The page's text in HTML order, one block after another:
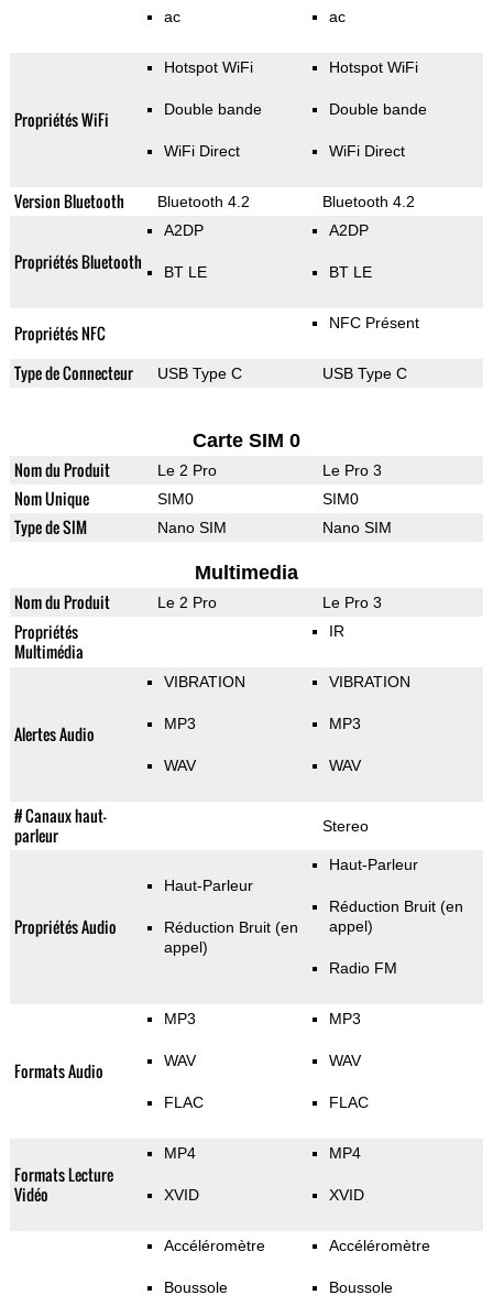
ac ac
Propriétés WiFi
Hotspot WiFi
Double bande
WiFi Direct
Hotspot WiFi
Double bande
WiFi Direct
Version Bluetooth Bluetooth 4.2 Bluetooth 4.2
Propriétés Bluetooth
A2DP
BT LE
A2DP
BT LE
Propriétés NFC NFC Présent
Type de Connecteur USB Type C USB Type C
Carte SIM 0
Nom du Produit Le 2 Pro Le Pro 3
Nom Unique SIM0 SIM0
Type de SIM Nano SIM Nano SIM
Multimedia
Nom du Produit Le 2 Pro Le Pro 3
Propriétés
Multimédia
IR
Alertes Audio
VIBRATION
MP3
WAV
VIBRATION
MP3
WAV
# Canaux haut-
parleur
Stereo
Propriétés Audio
Haut-Parleur
Réduction Bruit (en
appel)
Haut-Parleur
Réduction Bruit (en
appel)
Radio FM
Formats Audio
MP3
WAV
FLAC
MP3
WAV
FLAC
Formats Lecture
Vidéo
MP4
XVID
MP4
XVID
Accéléromètre
Boussole
Accéléromètre
Boussole